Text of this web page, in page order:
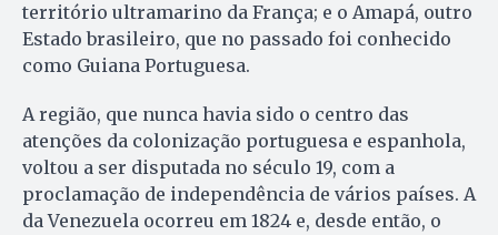
território ultramarino da França; e o Amapá, outro
Estado brasileiro, que no passado foi conhecido
como Guiana Portuguesa.
A região, que nunca havia sido o centro das
atenções da colonização portuguesa e espanhola,
voltou a ser disputada no século 19, com a
proclamação de independência de vários países. A
da Venezuela ocorreu em 1824 e, desde então, o